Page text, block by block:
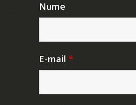
Nume
E-mail *